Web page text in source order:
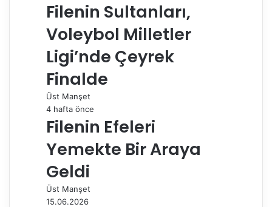
Filenin Sultanları,
Voleybol Milletler
Ligi’nde Çeyrek
Finalde
Üst Manşet
4 hafta önce
Filenin Efeleri
Yemekte Bir Araya
Geldi
Üst Manşet
15.06.2026